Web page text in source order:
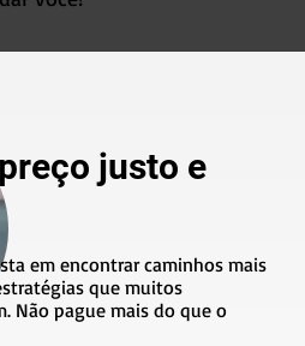
justo e
em encontrar caminhos mais
que muitos
Não pague mais do que o